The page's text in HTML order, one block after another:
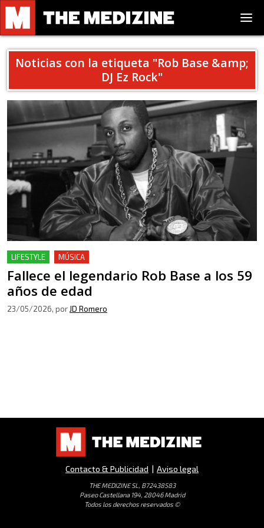
Noticias con la etiqueta "Rob Base &amp;
DJ Ez Rock"
LIFESTYLE MÚSICA
Fallece el legendario Rob Base a los 59
años de edad
23/05/2026, por JD Romero
Contacto & Publicidad | Aviso legal
THE MEDIZINE SL, B72438583
Paseo Castellana 194, 28046 Madrid
Todos los derechos reservados ©